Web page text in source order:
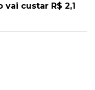
vai custar R$ 2,1